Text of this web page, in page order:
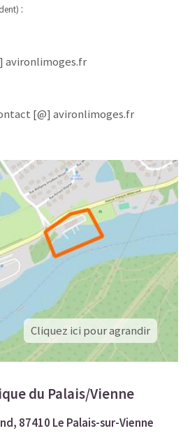
:
avironlimoges.fr
[@] avironlimoges.fr
Cliquez ici pour agrandir
du Palais/Vienne
87410 Le Palais-sur-Vienne